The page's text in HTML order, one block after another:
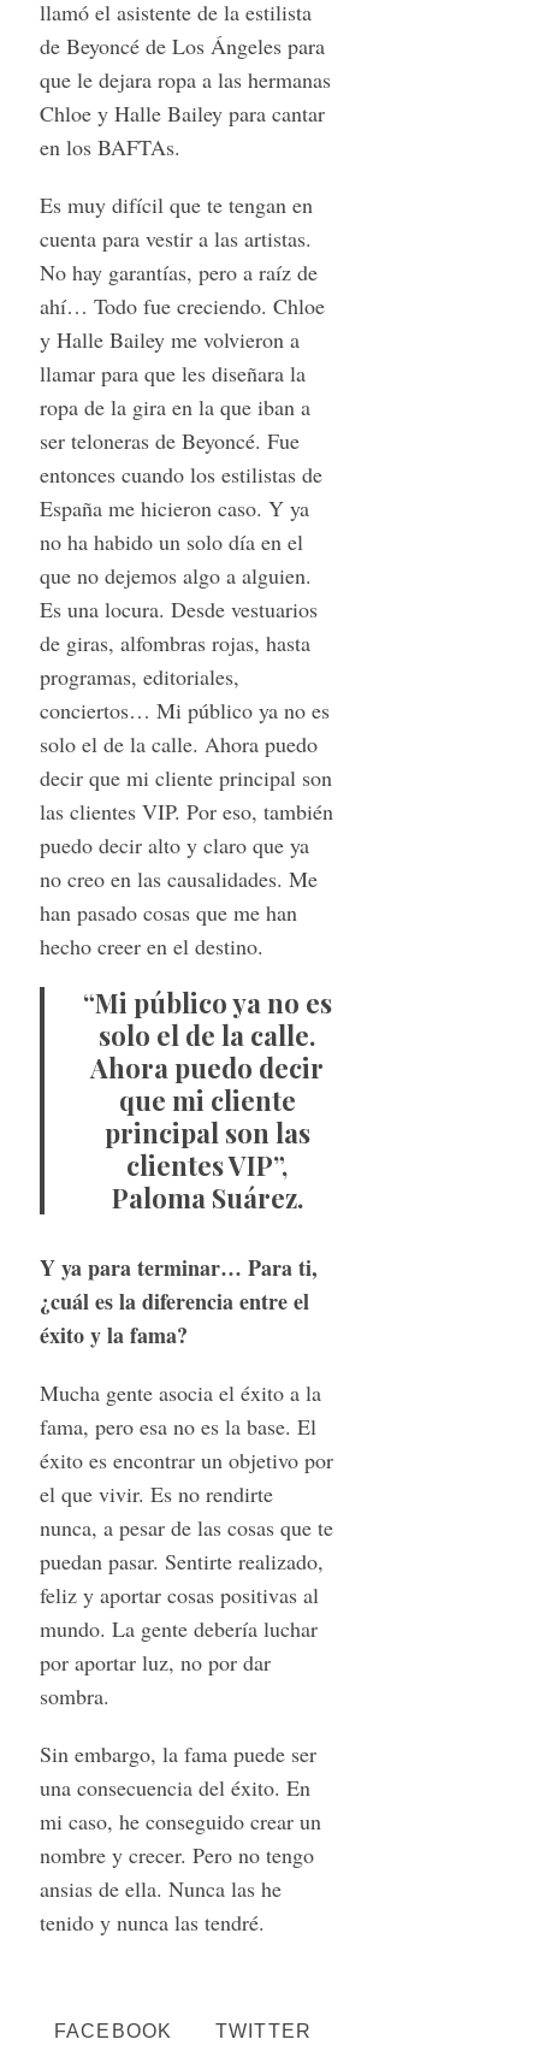
llamó el asistente de la estilista
de Beyoncé de Los Ángeles para
que le dejara ropa a las hermanas
Chloe y Halle Bailey para cantar
en los BAFTAs.
Es muy difícil que te tengan en
cuenta para vestir a las artistas.
No hay garantías, pero a raíz de
ahí… Todo fue creciendo. Chloe
y Halle Bailey me volvieron a
llamar para que les diseñara la
ropa de la gira en la que iban a
ser teloneras de Beyoncé. Fue
entonces cuando los estilistas de
España me hicieron caso. Y ya
no ha habido un solo día en el
que no dejemos algo a alguien.
Es una locura. Desde vestuarios
de giras, alfombras rojas, hasta
programas, editoriales,
conciertos… Mi público ya no es
solo el de la calle. Ahora puedo
decir que mi cliente principal son
las clientes VIP. Por eso, también
puedo decir alto y claro que ya
no creo en las causalidades. Me
han pasado cosas que me han
hecho creer en el destino.
“Mi público ya no es
solo el de la calle.
Ahora puedo decir
que mi cliente
principal son las
clientes VIP”,
Paloma Suárez.
Y ya para terminar… Para ti,
¿cuál es la diferencia entre el
éxito y la fama?
Mucha gente asocia el éxito a la
fama, pero esa no es la base. El
éxito es encontrar un objetivo por
el que vivir. Es no rendirte
nunca, a pesar de las cosas que te
puedan pasar. Sentirte realizado,
feliz y aportar cosas positivas al
mundo. La gente debería luchar
por aportar luz, no por dar
sombra.
Sin embargo, la fama puede ser
una consecuencia del éxito. En
mi caso, he conseguido crear un
nombre y crecer. Pero no tengo
ansias de ella. Nunca las he
tenido y nunca las tendré.
FACEBOOK TWITTER